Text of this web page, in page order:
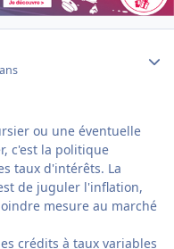
ou une éventuelle
c'est la politique
taux d'intérêts. La
de juguler l'inflation,
mesure au marché
crédits à taux variables